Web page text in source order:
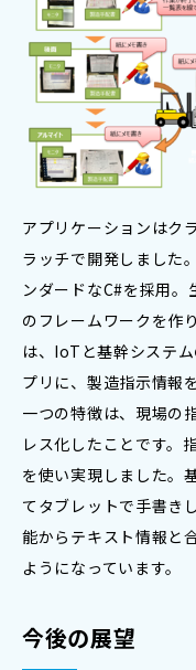
アプリケーションはク
ラッチで開発しました
ンダードなC#を採用
のフレームワークを作
は、IoTと基幹システ
プリに、製造指示情報
一つの特徴は、現場の
レス化したことです。
を使い実現しました。
てタブレットで手書き
能からテキスト情報と
ようになっています。
今後の展望